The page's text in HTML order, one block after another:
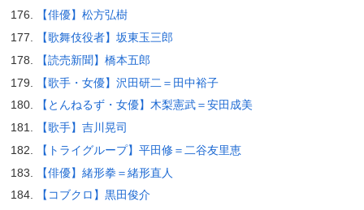
【俳優】松方弘樹
【歌舞伎役者】坂東玉三郎
【読売新聞】橋本五郎
【歌手・女優】沢田研二＝田中裕子
【とんねるず・女優】木梨憲武＝安田成美
【歌手】吉川晃司
【トライグループ】平田修＝二谷友里恵
【俳優】緒形拳＝緒形直人
【コブクロ】黒田俊介